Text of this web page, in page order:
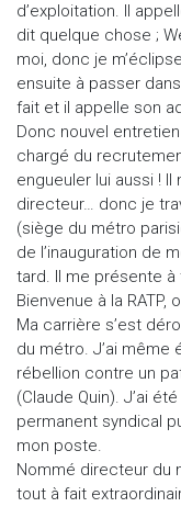
d’exploitation. Il
dit quelque chose ;
moi, donc je
ensuite à passer
fait et il appelle son
Donc nouvel
chargé du
engueuler lui aussi ! Il
directeur… donc je
(siège du métro
de l’inauguration de
tard. Il me présente
Bienvenue à la RATP,
Ma carrière s’est
du métro. J’ai même
rébellion contre un
(Claude Quin). J’ai
permanent syndical
mon poste.
Nommé directeur du
tout à fait